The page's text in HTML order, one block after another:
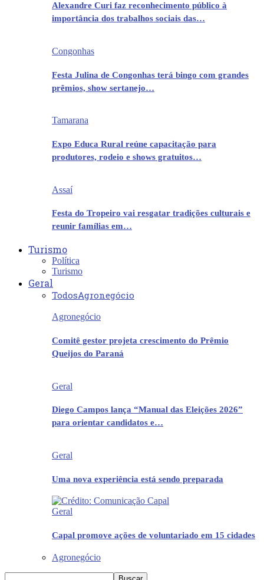
Alexandre Curi faz reconhecimento público à
importância dos trabalhos sociais das…
Congonhas
Festa Julina de Congonhas terá bingo com grandes
prêmios, show sertanejo…
Tamarana
Expo Educa Rural reúne capacitação para
produtores, rodeio e shows gratuitos…
Assaí
Festa do Tropeiro vai resgatar tradições culturais e
reunir famílias em…
Turismo
Política
Turismo
Geral
TodosAgronegócio
Agronegócio
Comitê gestor projeta crescimento do Prêmio
Queijos do Paraná
Geral
Diego Campos lança “Manual das Eleições 2026”
para orientar candidatos e…
Geral
Uma nova experiência está sendo preparada
Geral
Capal promove ações de voluntariado em 15 cidades
Agronegócio